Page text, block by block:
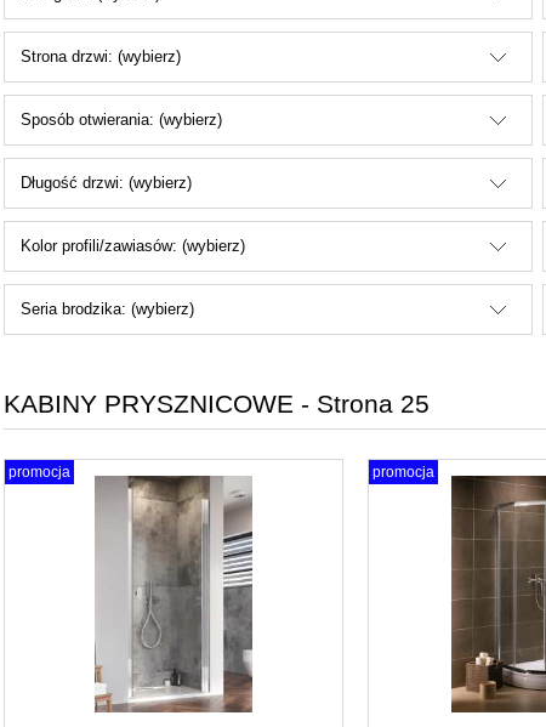
Strona drzwi: (wybierz)
Sposób otwierania: (wybierz)
Długość drzwi: (wybierz)
Kolor profili/zawiasów: (wybierz)
Seria brodzika: (wybierz)
KABINY PRYSZNICOWE - Strona 25
promocja promocja